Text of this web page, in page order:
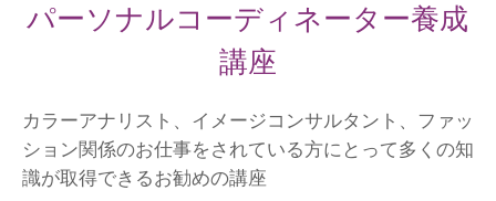
パーソナルコーディネーター養成
講座
カラーアナリスト、イメージコンサルタント、ファッ
ション関係のお仕事をされている方にとって多くの知
識が取得できるお勧めの講座